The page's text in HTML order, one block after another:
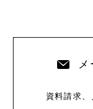
メ
資料請求、